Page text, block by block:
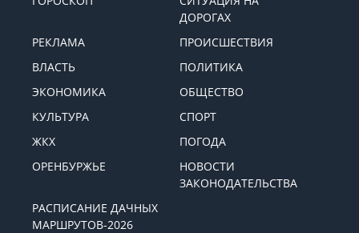
ДОРОГАХ
РЕКЛАМА
ПРОИСШЕСТВИЯ
ВЛАСТЬ
ПОЛИТИКА
ЭКОНОМИКА
ОБЩЕСТВО
КУЛЬТУРА
СПОРТ
ЖКХ
ПОГОДА
ОРЕНБУРЖЬЕ
НОВОСТИ
ЗАКОНОДАТЕЛЬСТВА
РАСПИСАНИЕ ДАЧНЫХ
МАРШРУТОВ-2026